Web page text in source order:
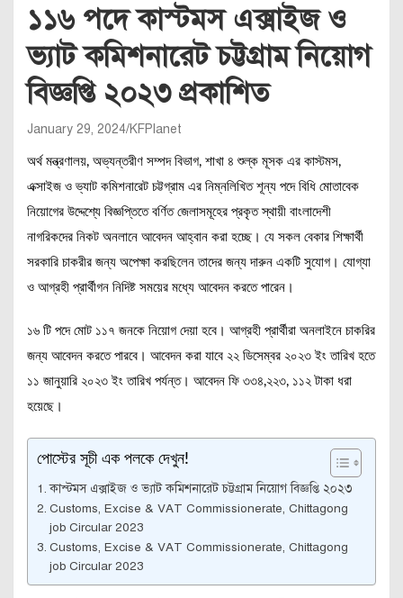
১১৬ পদে কাস্টমস এক্সাইজ ও
ভ্যাট কমিশনারেট চট্টগ্রাম নিয়োগ
বিজ্ঞপ্তি ২০২৩ প্রকাশিত
January 29, 2024 KFPlanet
অর্থ মন্ত্রণালয়, অভ্যন্তরীণ সম্পদ বিভাগ, শাখা ৪ শুল্ক মূসক এর কাস্টমস,
এক্সাইজ ও ভ্যাট কমিশনারেট চট্টগ্রাম এর নিম্নলিখিত শূন্য পদে বিধি মোতাবেক
নিয়োগের উদ্দেশ্যে বিজ্ঞপ্তিতে বর্ণিত জেলাসমূহের প্রকৃত স্থায়ী বাংলাদেশী
নাগরিকদের নিকট অনলানে আবেদন আহ্বান করা হচ্ছে। যে সকল বেকার শিক্ষার্থী
সরকারি চাকরীর জন্য অপেক্ষা করছিলেন তাদের জন্য দারুন একটি সুযোগ। যোগ্যা
ও আগ্রহী প্রার্থীগন নিদিষ্ট সময়ের মধ্যে আবেদন করতে পারেন।
১৬ টি পদে মোট ১১৭ জনকে নিয়োগ দেয়া হবে। আগ্রহী প্রার্থীরা অনলাইনে চাকরির
জন্য আবেদন করতে পারবে। আবেদন করা যাবে ২২ ডিসেম্বর ২০২৩ ইং তারিখ হতে
১১ জানুয়ারি ২০২৩ ইং তারিখ পর্যন্ত। আবেদন ফি ৩৩৪,২২৩, ১১২ টাকা ধরা
হয়েছে।
পোস্টের সূচী এক পলকে দেখুন!
কাস্টমস এক্সাইজ ও ভ্যাট কমিশনারেট চট্টগ্রাম নিয়োগ বিজ্ঞপ্তি ২০২৩
Customs, Excise & VAT Commissionerate, Chittagong
job Circular 2023
Customs, Excise & VAT Commissionerate, Chittagong
job Circular 2023